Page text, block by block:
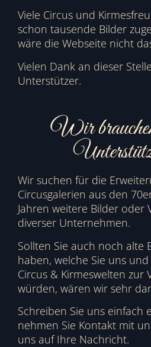
Viele Circus und
schon tausende Bilder
wäre die Webseite nicht
Vielen Dank an dieser
Unterstützer.
Wir
Wir suchen für die
Circusgalerien aus den
Jahren weitere Bilder oder
diverser Unternehmen.
Sollten Sie auch noch alte
haben, welche Sie uns
Circus & Kirmeswelten zur
würden, wären wir sehr
Schreiben Sie uns einfach
nehmen Sie Kontakt mit
uns auf Ihre Nachricht.